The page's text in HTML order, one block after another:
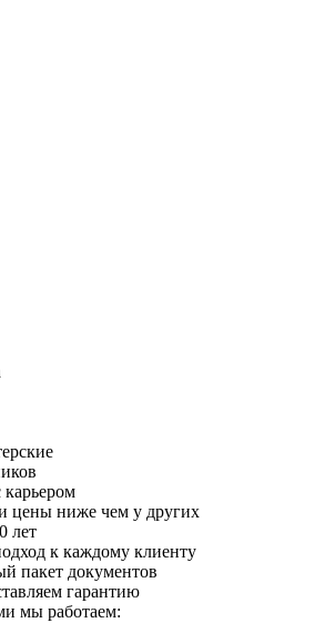
цены ниже чем у других
лет
к каждому клиенту
пакет документов
гарантию
мы работаем: